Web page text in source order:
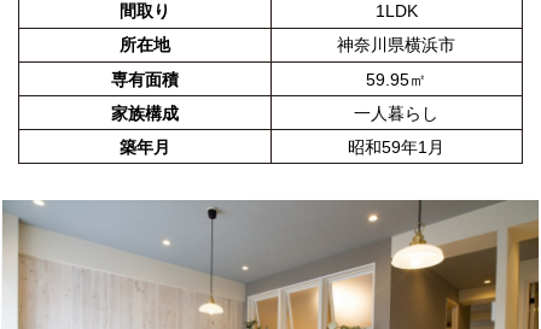
間取り
1LDK
所在地
神奈川県横浜市
専有面積
59.95㎡
家族構成
一人暮らし
築年月
昭和59年1月